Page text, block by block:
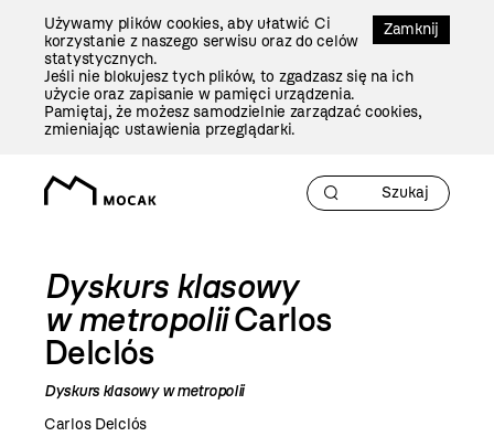
Zamknij
Używamy plików cookies, aby ułatwić Ci
korzystanie z naszego serwisu oraz do celów
statystycznych.
Jeśli nie blokujesz tych plików, to zgadzasz się na ich
użycie oraz zapisanie w pamięci urządzenia.
Pamiętaj, że możesz samodzielnie zarządzać cookies,
zmieniając ustawienia przeglądarki.
Dyskurs klasowy
w metropoliiCarlos
Delclós
Dyskurs klasowy w metropolii
Carlos Delclós